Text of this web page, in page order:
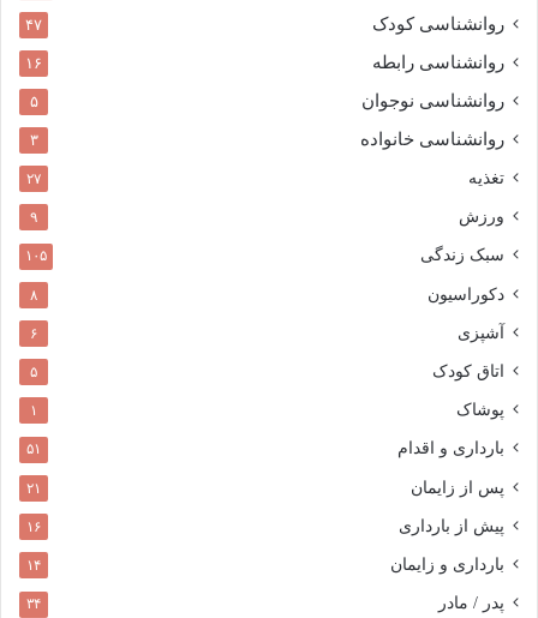
روانشناسی کودک ۴۷
روانشناسی رابطه ۱۶
روانشناسی نوجوان ۵
روانشناسی خانواده ۳
تغذیه ۲۷
ورزش ۹
سبک زندگی ۱۰۵
دکوراسیون ۸
آشپزی ۶
اتاق کودک ۵
پوشاک ۱
بارداری و اقدام ۵۱
پس از زایمان ۲۱
پیش از بارداری ۱۶
بارداری و زایمان ۱۴
پدر / مادر ۳۴